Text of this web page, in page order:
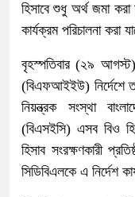
হিসাবে শুধু অর্থ জমা
কার্যক্রম পরিচালনা করা
বৃহস্পতিবার (২৯ আগস্ট)
(বিএফআইইউ) নির্দেশে
নিয়ন্ত্রক সংস্থা
(বিএসইসি) এসব বিও
হিসাব সংরক্ষণকারী
সিডিবিএলকে এ নির্দেশ